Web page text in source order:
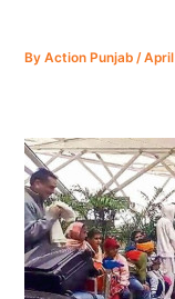
ByAction Punjab/